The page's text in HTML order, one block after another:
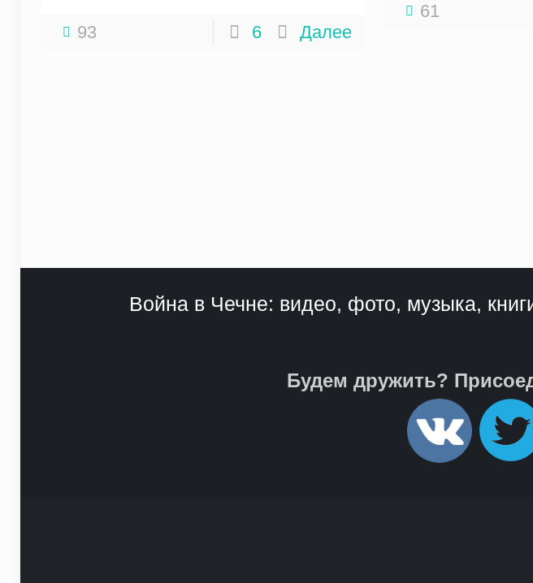
93 6 Далее
61
Война в Чечне: видео, фото, музыка,
Будем дружить?